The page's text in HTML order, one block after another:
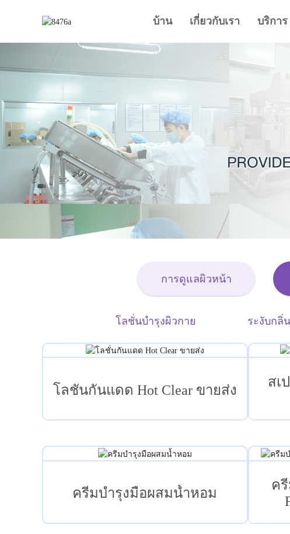
บ้าน เกี่ยวกับเรา บริการ
การดูแลผิวหน้า
โลชั่นบำรุงผิวกาย ระงับกลิ่
โลชั่นกันแดด Hot Clear ขายส่ง
สเ
ครีมบำรุงมือผสมน้ำหอม
ค